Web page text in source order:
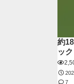
約
ック
7